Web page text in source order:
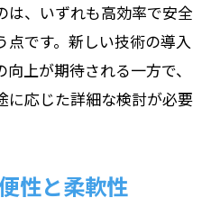
は、いずれも高効率で安全
点です。新しい技術の導入
上が期待される一方で、
に応じた詳細な検討が必要
性と柔軟性